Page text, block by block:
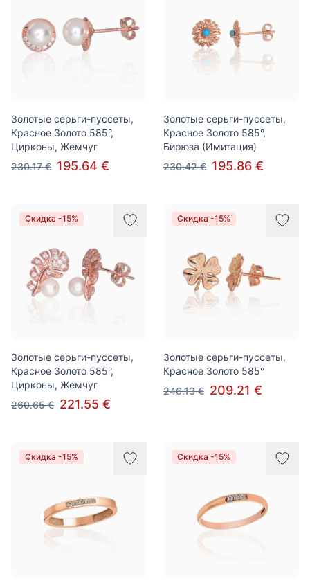
Золотые серьги-пуссеты,
Красное Золото 585°,
Цирконы, Жемчуг
230.17 € 195.64 €
Золотые серьги-пуссеты,
Красное Золото 585°,
Бирюза (Имитация)
230.42 € 195.86 €
Скидка -15%
Золотые серьги-пуссеты,
Красное Золото 585°,
Цирконы, Жемчуг
260.65 € 221.55 €
Скидка -15%
Золотые серьги-пуссеты,
Красное Золото 585°
246.13 € 209.21 €
Скидка -15% Скидка -15%